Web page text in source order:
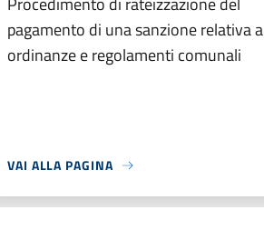
pagamento di una sanzione relativa a
ordinanze e regolamenti comunali
VAI ALLA PAGINA